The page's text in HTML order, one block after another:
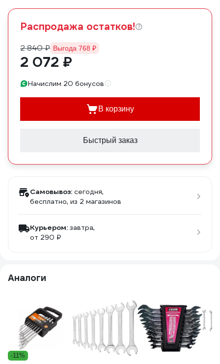
Распродажа остатков!
2 840 ₽ Выгода 768 ₽
2 072 ₽
Начислим 20 бонусов
В корзину
Быстрый заказ
Самовывоз: сегодня,
бесплатно, из 2 магазинов
Курьером: завтра,
от 290 ₽
Аналоги
-11%